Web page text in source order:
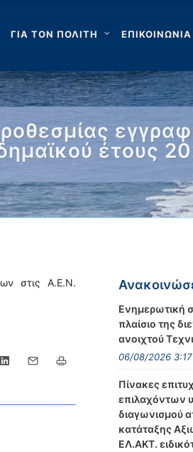
ΓΙΑ ΤΟΝ ΠΟΛΙΤΗ ΕΠΙΚΟΙΝΩΝΙΑ
έτους
στις Α.Ε.Ν.
Ενημερωτική
πλαίσιο της
ανοιχτού
06/08/2026 3:17
Πίνακες
επιλαχόντων
διαγωνισμού
κατάταξης
ΕΛ.ΑΚΤ.